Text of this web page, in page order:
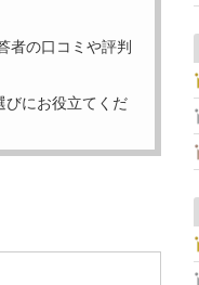
者の口コミや評判
びにお役立てくだ